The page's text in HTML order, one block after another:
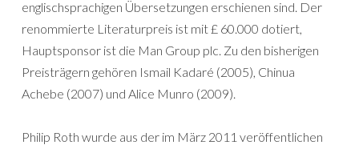
englischsprachigen Übersetzungen erschienen sind. Der
renommierte Literaturpreis ist mit £ 60.000 dotiert,
Hauptsponsor ist die Man Group plc. Zu den bisherigen
Preisträgern gehören Ismail Kadaré (2005), Chinua
Achebe (2007) und Alice Munro (2009).
Philip Roth wurde aus der im März 2011 veröffentlichen